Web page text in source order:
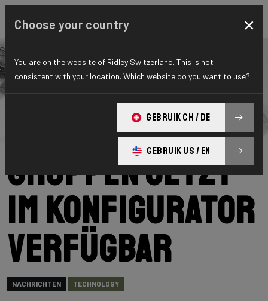
Category: Nachrichten
Neue SRAM-
Gruppen jetzt
im Konfigurator
verfügbar
NACHRICHTEN TECHNOLOGY
Choose your country ×
You are on the website of Ridley Switzerland. This is not
consistent with your location. Which website do you want to use?
GEBRUIK CH / DE
GEBRUIK US / EN